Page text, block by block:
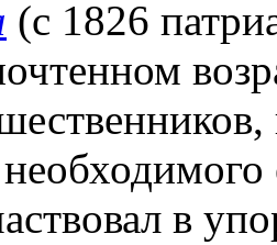
(с 1826
в